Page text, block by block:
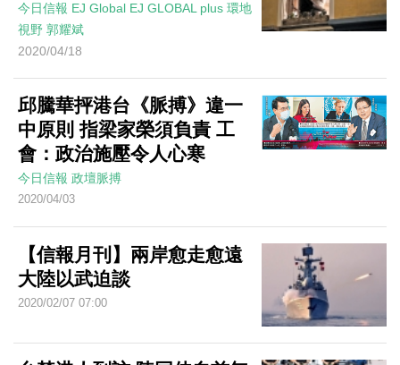
今日信報 EJ Global EJ GLOBAL plus 環地
視野 郭耀斌
2020/04/18
邱騰華抨港台《脈搏》違一
中原則 指梁家榮須負責 工
會：政治施壓令人心寒
今日信報 政壇脈搏
2020/04/03
【信報月刊】兩岸愈走愈遠
大陸以武迫談
2020/02/07 07:00